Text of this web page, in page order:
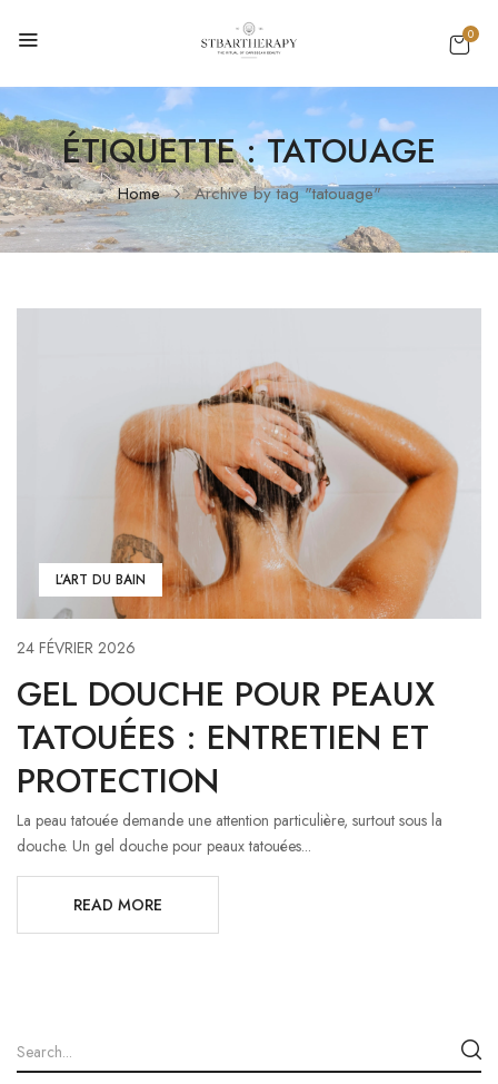
0
ÉTIQUETTE :TATOUAGE
Home Archive by tag "tatouage"
L’ART DU BAIN
24 FÉVRIER 2026
GEL DOUCHE POUR PEAUX
TATOUÉES : ENTRETIEN ET
PROTECTION
La peau tatouée demande une attention particulière, surtout sous la
douche. Un gel douche pour peaux tatouées...
READ MORE